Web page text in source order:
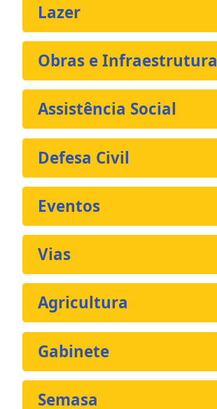
Lazer
Obras e Infraestrutura
Assistência Social
Defesa Civil
Eventos
Vias
Agricultura
Gabinete
Semasa